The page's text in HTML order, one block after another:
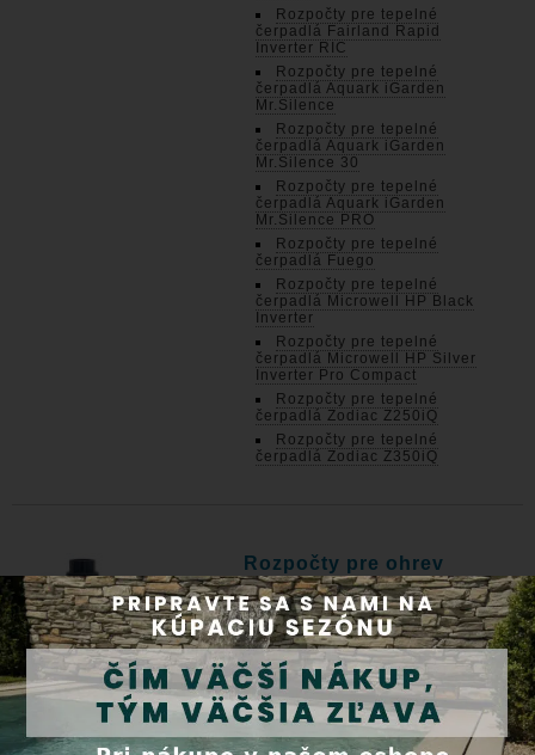
Rozpočty pre tepelné
čerpadlá Fairland Rapid
Inverter RIC
Rozpočty pre tepelné
čerpadlá Aquark iGarden
Mr.Silence
Rozpočty pre tepelné
čerpadlá Aquark iGarden
Mr.Silence 30
Rozpočty pre tepelné
čerpadlá Aquark iGarden
Mr.Silence PRO
Rozpočty pre tepelné
čerpadlá Fuego
Rozpočty pre tepelné
čerpadlá Microwell HP Black
Inverter
Rozpočty pre tepelné
čerpadlá Microwell HP Silver
Inverter Pro Compact
Rozpočty pre tepelné
čerpadlá Zodiac Z250iQ
Rozpočty pre tepelné
čerpadlá Zodiac Z350iQ
Rozpočty pre ohrev
vody elektrickým
prietokovým
ohrievačom
Rozpočty pre elektrické
prietokové ohrievače EOV
Rozpočty pre elektrické
prietokové ohrievače EOVp
Rozpočty pre elektrické